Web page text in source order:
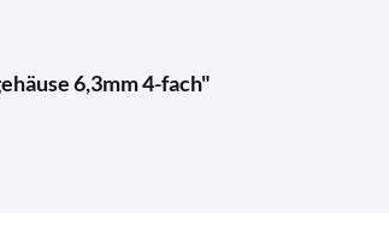
6,3mm 4-fach"